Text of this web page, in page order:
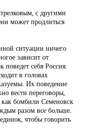
с другими
может продлиться
ситуации ничего
зависит от
себя Россия.
в головах
Их поведение
вести переговоры,
бомбили Семеновск
разом все больше.
чтобы говорить